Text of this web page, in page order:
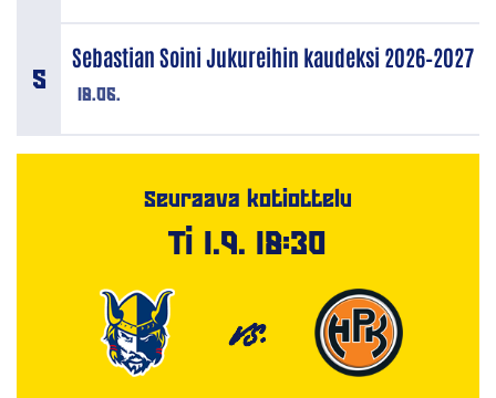
18.06.
Sebastian Soini Jukureihin kaudeksi 2026–2027
Seuraava kotiottelu
Ti 1.9. 18:30
VS.